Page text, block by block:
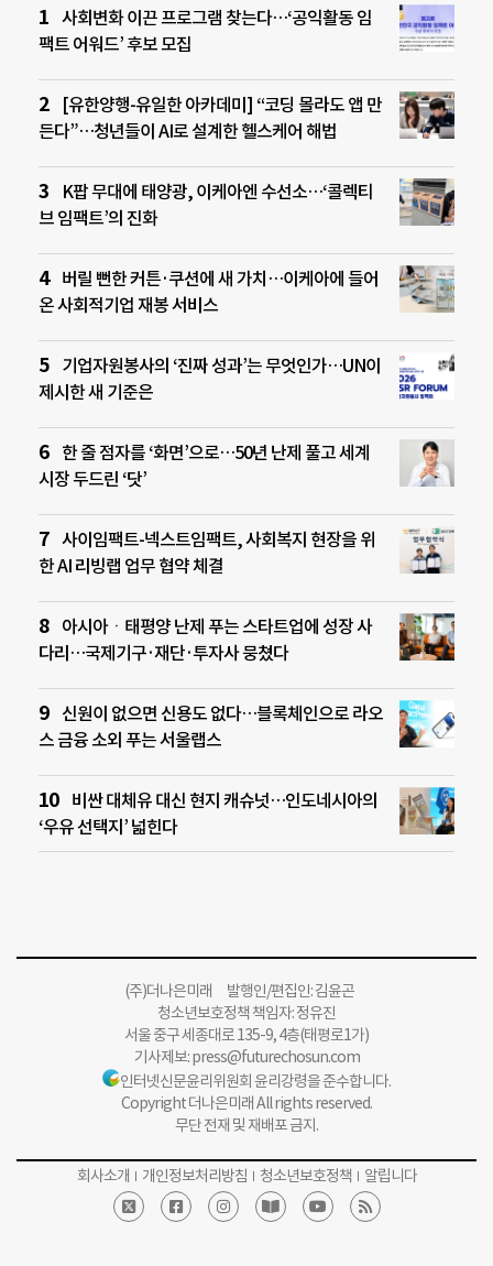
사회변화 이끈 프로그램 찾는다…‘공익활동 임
팩트 어워드’ 후보 모집
[유한양행-유일한 아카데미] “코딩 몰라도 앱 만
든다”…청년들이 AI로 설계한 헬스케어 해법
K팝 무대에 태양광, 이케아엔 수선소…‘콜렉티
브 임팩트’의 진화
버릴 뻔한 커튼·쿠션에 새 가치…이케아에 들어
온 사회적기업 재봉 서비스
기업자원봉사의 ‘진짜 성과’는 무엇인가…UN이
제시한 새 기준은
한 줄 점자를 ‘화면’으로…50년 난제 풀고 세계
시장 두드린 ‘닷’
사이임팩트-넥스트임팩트, 사회복지 현장을 위
한 AI 리빙랩 업무 협약 체결
아시아ㆍ태평양 난제 푸는 스타트업에 성장 사
다리…국제기구·재단·투자사 뭉쳤다
신원이 없으면 신용도 없다…블록체인으로 라오
스 금융 소외 푸는 서울랩스
비싼 대체유 대신 현지 캐슈넛…인도네시아의
‘우유 선택지’ 넓힌다
(주)더나은미래 발행인/편집인: 김윤곤
청소년보호정책 책임자: 정유진
서울 중구 세종대로 135-9, 4층(태평로1가)
기사제보:press@futurechosun.com
인터넷신문윤리위원회 윤리강령을 준수합니다.
Copyright 더나은미래 All rights reserved.
무단 전재 및 재배포 금지.
회사소개 개인정보처리방침 청소년보호정책 알립니다